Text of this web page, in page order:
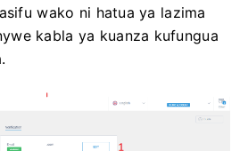
wako ni hatua ya lazima
kabla ya kuanza kufungua